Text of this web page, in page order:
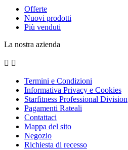
Offerte
Nuovi prodotti
Più venduti
La nostra azienda
 
Termini e Condizioni
Informativa Privacy e Cookies
Starfitness Professional Division
Pagamenti Rateali
Contattaci
Mappa del sito
Negozio
Richiesta di recesso